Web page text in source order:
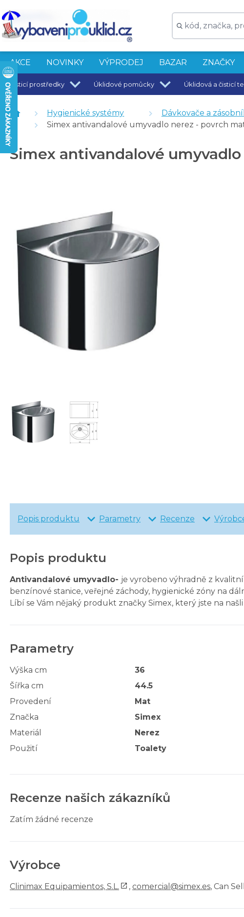
AKCE NOVINKY VÝPRODEJ BAZAR ZNAČKY
Čisticí prostředky Úklidové pomůcky Úklidová a čisticí
Simex vestavěný dávkovač mýdla na dolévání 0,5 l
Simex nerezová fontána na pitnou vodu, výška 80 cm
Hygienické systémy Dávkovače a
Simex antivandalové umyvadlo nerez - povrch
Simex antivandalové
Popis produktu Parametry Recenze
Popis produktu
Antivandalové umyvadlo- je vyrobeno výhradně z
benzínové stanice, veřejné záchody, hygienické zóny na
Líbí se Vám nějaký produkt značky Simex, který jste na
Parametry
Výška cm
36
Šířka cm
44.5
Provedení
Mat
Značka
Simex
Materiál
Nerez
Použití
Toalety
Recenze našich zákazníků
Zatím žádné recenze
Výrobce
Clinimax Equipamientos, S.L. , comercial@simex.es, Can